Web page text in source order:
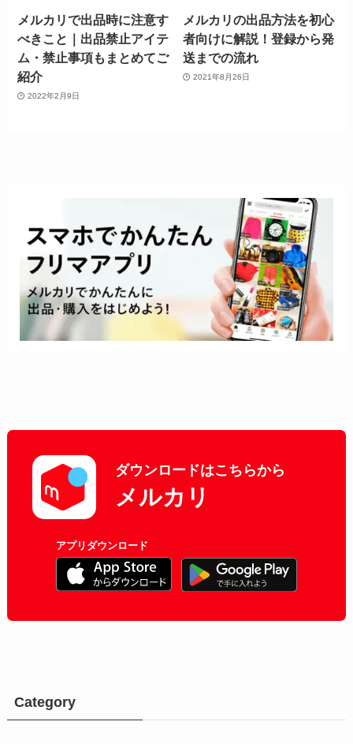
メルカリで出品時に注意す
べきこと｜出品禁止アイテ
ム・禁止事項もまとめてご
紹介
2022年2月9日
メルカリの出品方法を初心
者向けに解説！登録から発
送までの流れ
2021年8月26日
ダウンロードはこちらから
メルカリ
アプリダウンロード
Category